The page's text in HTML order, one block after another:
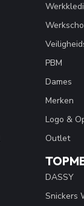
PBM
Dames
Merken
Logo &
Outlet
DASSY
Snickers